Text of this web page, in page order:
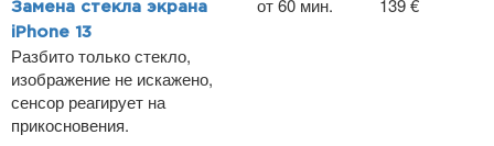
Замена стекла экрана
iPhone 13
Разбито только стекло,
изображение не искажено,
сенсор реагирует на
прикосновения.
от 60 мин. 139 €